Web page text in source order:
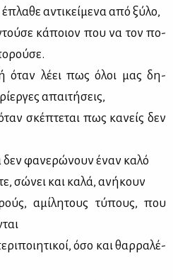
αντι­κεί­με­να από ξύ­λο,
κά­ποιον που να τον πο­
όταν λέ­ει πως όλοι μας δη­
απαι­τή­σεις,
σκέ­πτε­ται πως κα­νείς δεν
δεν φα­νε­ρώ­νουν έναν κα­λό
σώ­νει και κα­λά, ανή­κουν
αμί­λη­τους τύ­πους, που
όσο και θαρ­ρα­λέ­